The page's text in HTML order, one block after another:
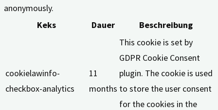
anonymously.
Keks
Dauer Beschreibung
cookielawinfo-
checkbox-analytics
11
months
This cookie is set by
GDPR Cookie Consent
plugin. The cookie is used
to store the user consent
for the cookies in the